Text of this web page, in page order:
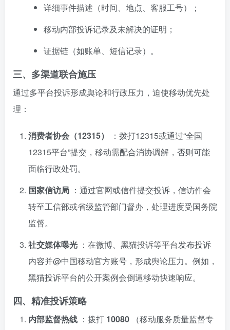
详细事件描述（时间、地点、客服工号）；
移动内部投诉记录及未解决的证明；
证据链（如账单、短信记录）。
三、多渠道联合施压
通过多平台投诉形成舆论和行政压力，迫使移动优先处
理：
消费者协会（12315）
：拨打12315或通过“全国
12315平台”提交，移动需配合消协调解，否则可能
面临行政处罚。
国家信访局 ：通过官网或信件提交投诉，信访件会
转至工信部或省级监管部门督办，处理进度受国务院
监督。
社交媒体曝光 ：在微博、黑猫投诉等平台发布投诉
内容并@中国移动官方账号，形成舆论压力。例如，
黑猫投诉平台的公开案例会倒逼移动快速响应。
四、精准投诉策略
内部监督热线 ：拨打 10080
（移动服务质量监督专